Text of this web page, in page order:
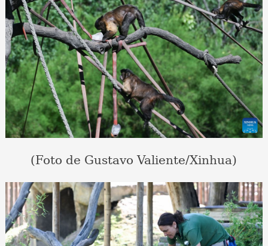
(Foto de Gustavo Valiente/Xinhua)